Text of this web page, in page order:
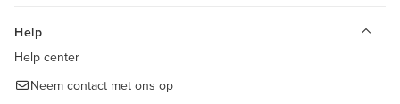
Help
Help center
Neem contact met ons op